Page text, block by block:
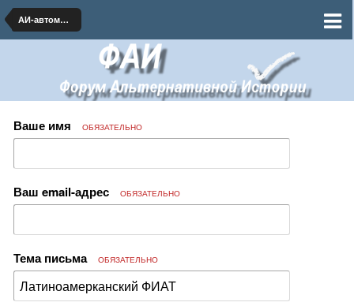
АИ-автомобилестроение и транспорт
Ваше имя ОБЯЗАТЕЛЬНО
Ваш email-адрес ОБЯЗАТЕЛЬНО
Тема письма ОБЯЗАТЕЛЬНО